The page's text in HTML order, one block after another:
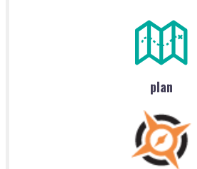
plan